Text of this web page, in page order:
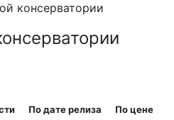
консерватории
По дате релиза По цене